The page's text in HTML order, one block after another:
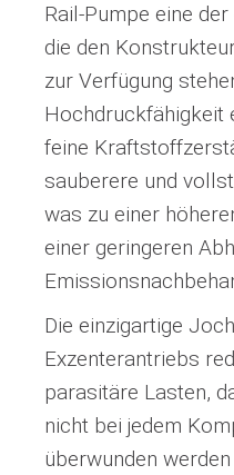
Rail-Pumpe eine
die den
zur Verfügung
Hochdruckfähigkeit
feine
sauberere und
was zu einer
einer geringeren
Die einzigartige
Exzenterantriebs
parasitäre Lasten,
nicht bei jedem
überwunden